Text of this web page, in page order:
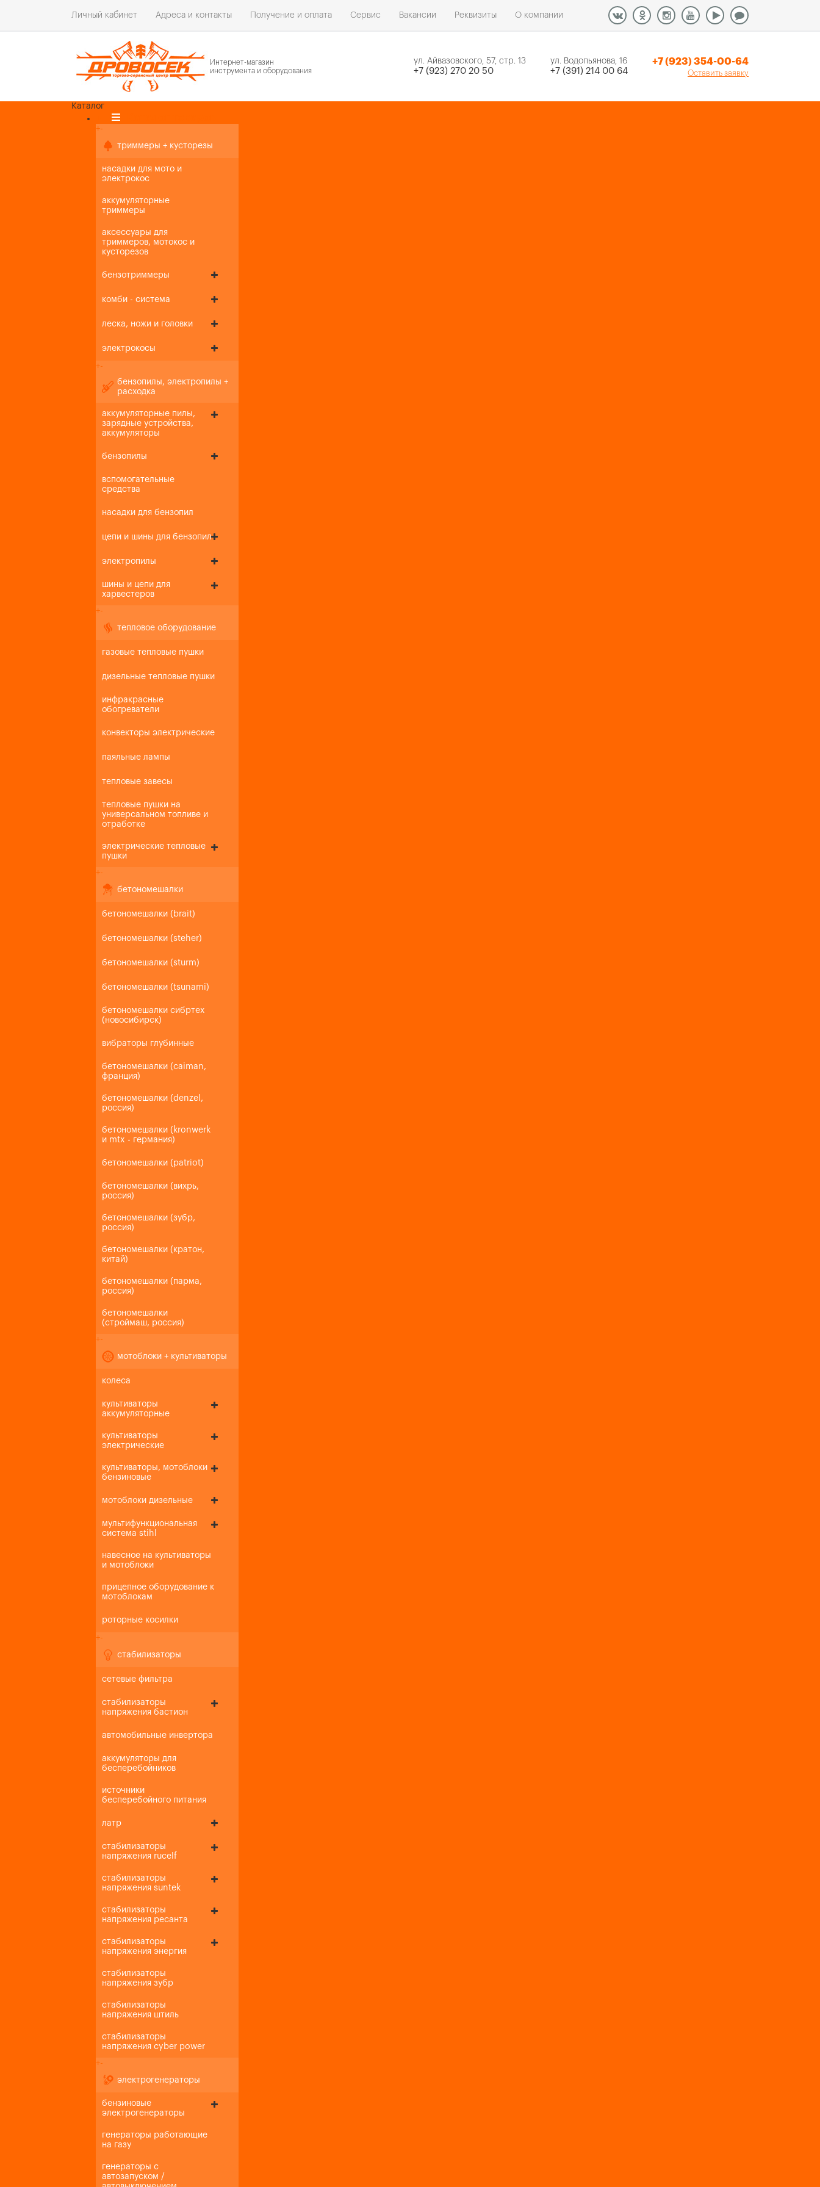
Личный кабинет Адреса и контакты Получение и оплата Сервис Вакансии Реквизиты О компании
Интернет-магазин
инструмента и оборудования
ул. Айвазовского, 57, стр. 13
+7 (923) 270 20 50
ул. Водопьянова, 16
+7 (391) 214 00 64
+7 (923) 354-00-64
Оставить заявку
Каталог
+-
триммеры + кусторезы
насадки для мото и
электрокос
аккумуляторные
триммеры
аксессуары для
триммеров, мотокос и
кусторезов
бензотриммеры
комби - система
леска, ножи и головки
электрокосы
+-
бензопилы, электропилы +
расходка
аккумуляторные пилы,
зарядные устройства,
аккумуляторы
бензопилы
вспомогательные
средства
насадки для бензопил
цепи и шины для бензопил
электропилы
шины и цепи для
харвестеров
+-
тепловое оборудование
газовые тепловые пушки
дизельные тепловые пушки
инфракрасные
обогреватели
конвекторы электрические
паяльные лампы
тепловые завесы
тепловые пушки на
универсальном топливе и
отработке
электрические тепловые
пушки
+-
бетономешалки
бетономешалки (brait)
бетономешалки (steher)
бетономешалки (sturm)
бетономешалки (tsunami)
бетономешалки сибртех
(новосибирск)
вибраторы глубинные
бетономешалки (caiman,
франция)
бетономешалки (denzel,
россия)
бетономешалки (kronwerk
и mtx - германия)
бетономешалки (patriot)
бетономешалки (вихрь,
россия)
бетономешалки (зубр,
россия)
бетономешалки (кратон,
китай)
бетономешалки (парма,
россия)
бетономешалки
(строймаш, россия)
+-
мотоблоки + культиваторы
колеса
культиваторы
аккумуляторные
культиваторы
электрические
культиваторы, мотоблоки
бензиновые
мотоблоки дизельные
мультифункциональная
система stihl
навесное на культиваторы
и мотоблоки
прицепное оборудование к
мотоблокам
роторные косилки
+-
стабилизаторы
сетевые фильтра
стабилизаторы
напряжения бастион
автомобильные инвертора
аккумуляторы для
бесперебойников
источники
бесперебойного питания
латр
стабилизаторы
напряжения rucelf
стабилизаторы
напряжения suntek
стабилизаторы
напряжения ресанта
стабилизаторы
напряжения энергия
стабилизаторы
напряжения зубр
стабилизаторы
напряжения штиль
стабилизаторы
напряжения cyber power
+-
электрогенераторы
бензиновые
электрогенераторы
генераторы работающие
на газу
генераторы с
автозапуском /